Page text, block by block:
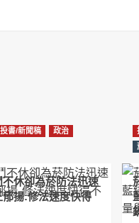
投書/新聞稿
政治
不休卻為菸防法迅速
揚:修法速度快得